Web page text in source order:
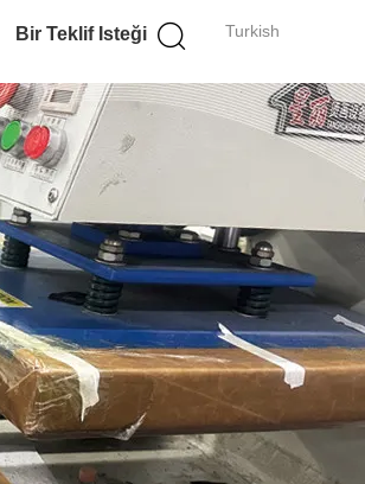
Turkish
Bir Teklif Isteği